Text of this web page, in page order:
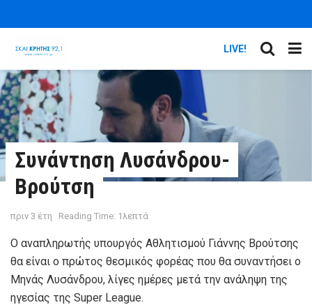
LIVE!
Συνάντηση Λυσάνδρου-
Βρούτση
πριν 3 έτη Reading Time: 1λεπτά
Ο αναπληρωτής υπουργός Αθλητισμού Γιάννης Βρούτσης
θα είναι ο πρώτος θεσμικός φορέας που θα συναντήσει ο
Μηνάς Λυσάνδρου, λίγες ημέρες μετά την ανάληψη της
ηγεσίας της Super League.